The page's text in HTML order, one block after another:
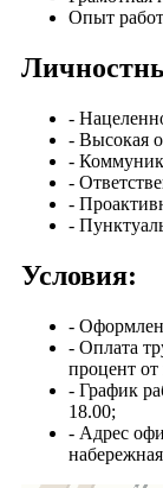
Опыт
-
- Высокая
-
-
-
-
Условия:
-
- Оплата
процент
- График
18.00;
- Адрес